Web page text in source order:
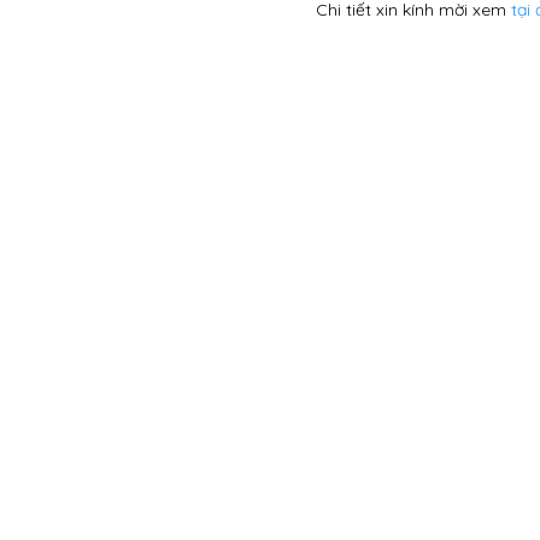
Chi tiết xin kính mời xem tại